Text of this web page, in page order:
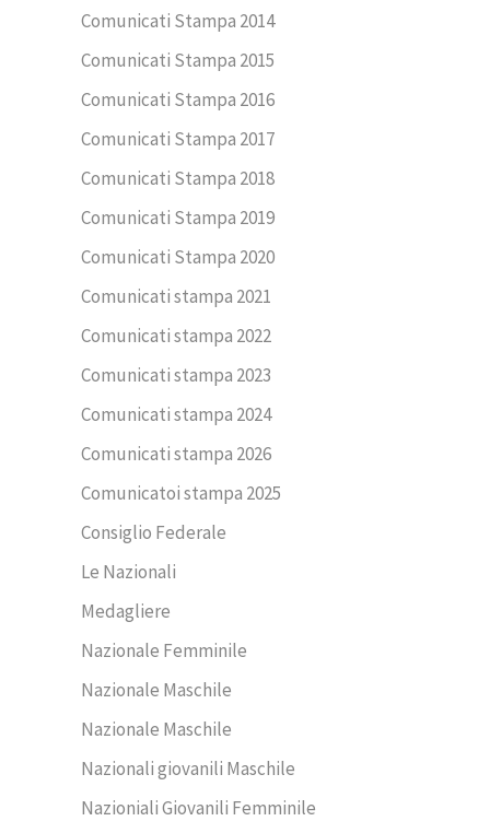
Comunicati Stampa 2014
Comunicati Stampa 2015
Comunicati Stampa 2016
Comunicati Stampa 2017
Comunicati Stampa 2018
Comunicati Stampa 2019
Comunicati Stampa 2020
Comunicati stampa 2021
Comunicati stampa 2022
Comunicati stampa 2023
Comunicati stampa 2024
Comunicati stampa 2026
Comunicatoi stampa 2025
Consiglio Federale
Le Nazionali
Medagliere
Nazionale Femminile
Nazionale Maschile
Nazionale Maschile
Nazionali giovanili Maschile
Nazioniali Giovanili Femminile